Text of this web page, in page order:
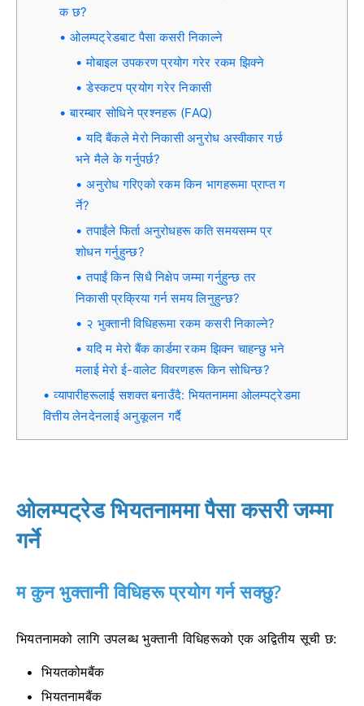
क छ?
ओलम्पट्रेडबाट पैसा कसरी निकाल्ने
मोबाइल उपकरण प्रयोग गरेर रकम झिक्ने
डेस्कटप प्रयोग गरेर निकासी
बारम्बार सोधिने प्रश्नहरू (FAQ)
यदि बैंकले मेरो निकासी अनुरोध अस्वीकार गर्छ
भने मैले के गर्नुपर्छ?
अनुरोध गरिएको रकम किन भागहरूमा प्राप्त ग
र्ने?
तपाईंले फिर्ता अनुरोधहरू कति समयसम्म प्र
शोधन गर्नुहुन्छ?
तपाईं किन सिधै निक्षेप जम्मा गर्नुहुन्छ तर
निकासी प्रक्रिया गर्न समय लिनुहुन्छ?
२ भुक्तानी विधिहरूमा रकम कसरी निकाल्ने?
यदि म मेरो बैंक कार्डमा रकम झिक्न चाहन्छु भने
मलाई मेरो ई-वालेट विवरणहरू किन सोधिन्छ?
व्यापारीहरूलाई सशक्त बनाउँदै: भियतनाममा ओलम्पट्रेडमा
वित्तीय लेनदेनलाई अनुकूलन गर्दै
ओलम्पट्रेड भियतनाममा पैसा कसरी जम्मा
गर्ने
म कुन भुक्तानी विधिहरू प्रयोग गर्न सक्छु?
भियतनामको लागि उपलब्ध भुक्तानी विधिहरूको एक अद्वितीय सूची छ:
भियतकोमबैंक
भियतनामबैंक